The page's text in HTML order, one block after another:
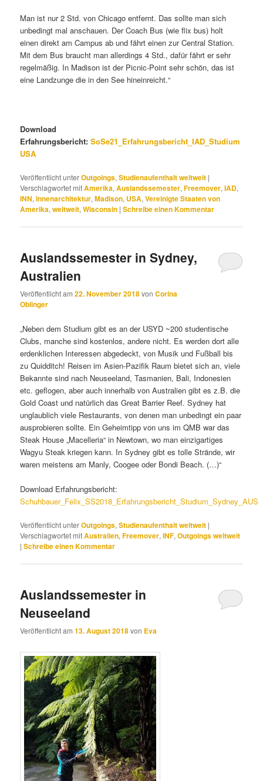
Man ist nur 2 Std. von Chicago entfernt. Das sollte man sich
unbedingt mal anschauen. Der Coach Bus (wie flix bus) holt
einen direkt am Campus ab und fährt einen zur Central Station.
Mit dem Bus braucht man allerdings 4 Std., dafür fährt er sehr
regelmäßig. In Madison ist der Picnic-Point sehr schön, das ist
eine Landzunge die in den See hineinreicht.“
Download
Erfahrungsbericht:SoSe21_Erfahrungsbericht_IAD_Studium
USA
Veröffentlicht unterOutgoings,Studienaufenthalt weltweit |
Verschlagwortet mitAmerika,Auslandssemester,Freemover,IAD,
INN,Innenarchitektur,Madison, USA,Vereinigte Staaten von
Amerika,weltweit,Wisconsin |Schreibe einen Kommentar
Auslandssemester in Sydney,
Australien
Veröffentlicht am22. November 2018vonCorina
Oblinger
„Neben dem Studium gibt es an der USYD ~200 studentische
Clubs, manche sind kostenlos, andere nicht. Es werden dort alle
erdenklichen Interessen abgedeckt, von Musik und Fußball bis
zu Quidditch! Reisen im Asien-Pazifik Raum bietet sich an, viele
Bekannte sind nach Neuseeland, Tasmanien, Bali, Indonesien
etc. geflogen, aber auch innerhalb von Australien gibt es z.B. die
Gold Coast und natürlich das Great Barrier Reef. Sydney hat
unglaublich viele Restaurants, von denen man unbedingt ein paar
ausprobieren sollte. Ein Geheimtipp von uns im QMB war das
Steak House „Macelleria“ in Newtown, wo man einzigartiges
Wagyu Steak kriegen kann. In Sydney gibt es tolle Strände, wir
waren meistens am Manly, Coogee oder Bondi Beach. (…)“
Download Erfahrungsbericht:
Schuhbauer_Felix_SS2018_Erfahrungsbericht_Studium_Sydney_AUS
Veröffentlicht unterOutgoings,Studienaufenthalt weltweit |
Verschlagwortet mitAustralien,Freemover,INF,Outgoings weltweit
|Schreibe einen Kommentar
Auslandssemester in
Neuseeland
Veröffentlicht am13. August 2018von Eva